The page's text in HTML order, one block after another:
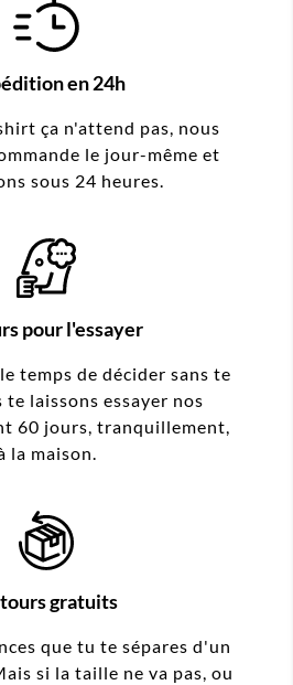
en 24h
ça n'attend pas, nous
le jour-même et
sous 24 heures.
pour l'essayer
temps de décider sans te
te laissons essayer nos
60 jours, tranquillement,
la maison.
gratuits
que tu te sépares d'un
si la taille ne va pas, ou